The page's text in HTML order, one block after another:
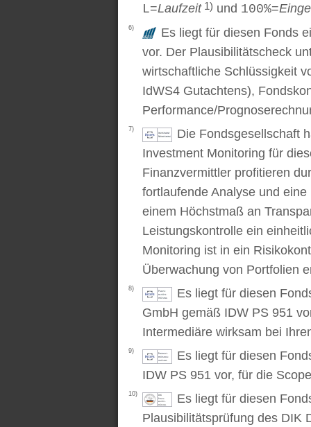
L=Laufzeit1) und 100%=
6)
Es liegt für diesen Fonds
vor. Der Plausibilitätscheck
wirtschaftliche Schlüssigkeit
IdWS4 Gutachtens),
Performance/
7)
Die Fondsgesellschaft
Investment Monitoring für
Finanzvermittler profitieren
fortlaufende Analyse und
einem Höchstmaß an
Leistungskontrolle ein
Monitoring ist in ein
Überwachung von Portfolien
8)
Es liegt für diesen
GmbH gemäß IDW PS 951
Intermediäre wirksam bei
9)
Es liegt für diesen
IDW PS 951 vor, für die
10)
Es liegt für diesen
Plausibilitätsprüfung des DIK